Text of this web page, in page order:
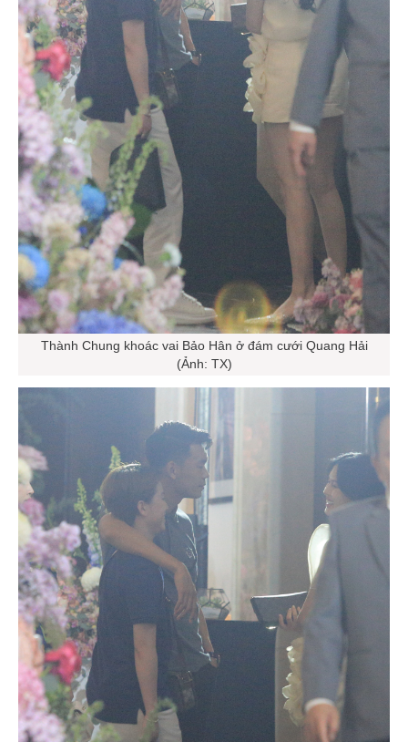
Thành Chung khoác vai Bảo Hân ở đám cưới Quang Hải
(Ảnh: TX)